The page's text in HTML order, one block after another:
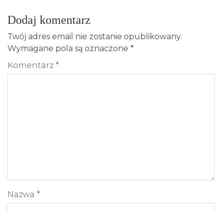
Dodaj komentarz
Twój adres email nie zostanie opublikowany.
Wymagane pola są oznaczone *
Komentarz *
Nazwa *